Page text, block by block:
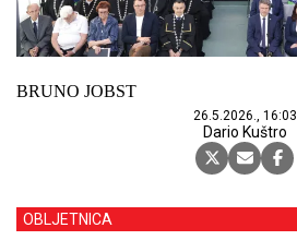
BRUNO JOBST
26.5.2026., 16:03
Dario Kuštro
OBLJETNICA